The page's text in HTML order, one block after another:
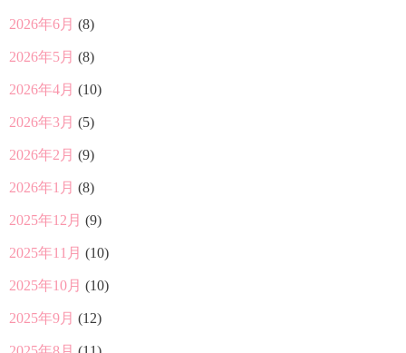
2026年6月 (8)
2026年5月 (8)
2026年4月 (10)
2026年3月 (5)
2026年2月 (9)
2026年1月 (8)
2025年12月 (9)
2025年11月 (10)
2025年10月 (10)
2025年9月 (12)